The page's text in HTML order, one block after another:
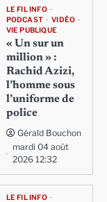
LE FIL INFO
PODCAST
VIDÉO
VIE PUBLIQUE
« Un sur un
million » :
Rachid Azizi,
l’homme sous
l’uniforme de
police
Gérald Bouchon
mardi 04 août
2026 12:32
LE FIL INFO